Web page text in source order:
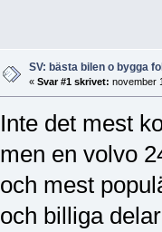
SV: bästa bilen o bygga
« Svar #1 skrivet: november
Inte det mest
men en volvo
och mest
och billiga